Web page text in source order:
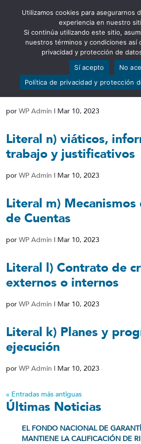
Abrir barra de
Literal o) Responsable
información
por WP Admin | Mar 10, 2023
Literal n) viáticos,
trabajo y justificativos
por WP Admin | Mar 10, 2023
Literal m) Mecanismos
de Cuentas
por WP Admin | Mar 10, 2023
Literal l) Contrato de
externos o internos
por WP Admin | Mar 10, 2023
Literal k) Planes y
ejecución
por WP Admin | Mar 10, 2023
« Entradas más antiguas
Últimas Noticias
EL FONDO NACIONAL DE
MANTIENE LA CALIFICACIÓN DE
Utilizamos cookies para asegurarnos
experiencia en nuestro
Si continúa utilizando este sitio,
nuestros términos y condiciones así
privacidad y protección de
Sí acepto
No
Política de privacidad y protección